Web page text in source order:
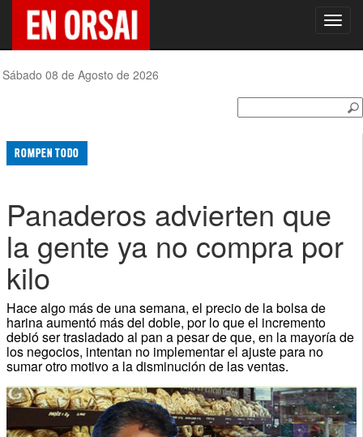
Sábado 08 de Agosto de 2026
ROMPEN TODO
Panaderos advierten que
la gente ya no compra por
kilo
Hace algo más de una semana, el precio de la bolsa de
harina aumentó más del doble, por lo que el incremento
debió ser trasladado al pan a pesar de que, en la mayoría de
los negocios, intentan no implementar el ajuste para no
sumar otro motivo a la disminución de las ventas.